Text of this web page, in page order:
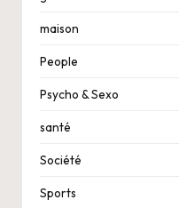
maison
People
Psycho & Sexo
santé
Société
Sports